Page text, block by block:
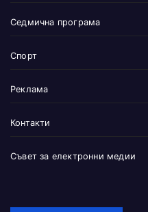
Седмична програма
Спорт
Реклама
Контакти
Съвет за електронни медии